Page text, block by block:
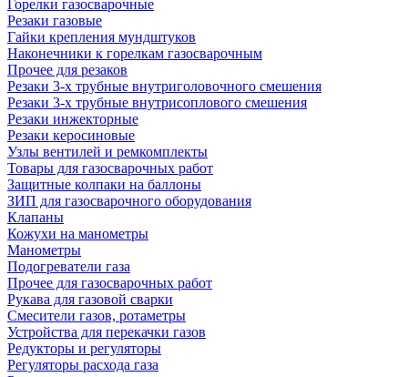
Горелки газосварочные
Резаки газовые
Гайки крепления мундштуков
Наконечники к горелкам газосварочным
Прочее для резаков
Резаки 3-х трубные внутриголовочного смешения
Резаки 3-х трубные внутрисоплового смешения
Резаки инжекторные
Резаки керосиновые
Узлы вентилей и ремкомплекты
Товары для газосварочных работ
Защитные колпаки на баллоны
ЗИП для газосварочного оборудования
Клапаны
Кожухи на манометры
Манометры
Подогреватели газа
Прочее для газосварочных работ
Рукава для газовой сварки
Смесители газов, ротаметры
Устройства для перекачки газов
Редукторы и регуляторы
Регуляторы расхода газа